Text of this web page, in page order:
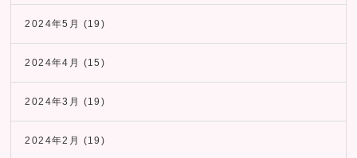
2024年5月 (19)
2024年4月 (15)
2024年3月 (19)
2024年2月 (19)